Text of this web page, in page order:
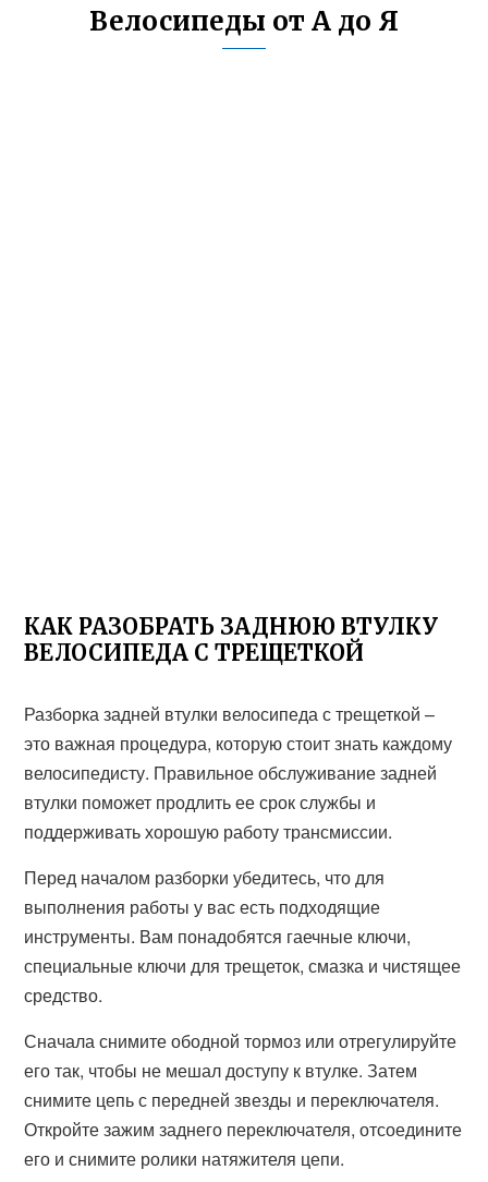
Велосипеды от А до Я
КАК РАЗОБРАТЬ ЗАДНЮЮ ВТУЛКУ
ВЕЛОСИПЕДА С ТРЕЩЕТКОЙ
Разборка задней втулки велосипеда с трещеткой –
это важная процедура, которую стоит знать каждому
велосипедисту. Правильное обслуживание задней
втулки поможет продлить ее срок службы и
поддерживать хорошую работу трансмиссии.
Перед началом разборки убедитесь, что для
выполнения работы у вас есть подходящие
инструменты. Вам понадобятся гаечные ключи,
специальные ключи для трещеток, смазка и чистящее
средство.
Сначала снимите ободной тормоз или отрегулируйте
его так, чтобы не мешал доступу к втулке. Затем
снимите цепь с передней звезды и переключателя.
Откройте зажим заднего переключателя, отсоедините
его и снимите ролики натяжителя цепи.